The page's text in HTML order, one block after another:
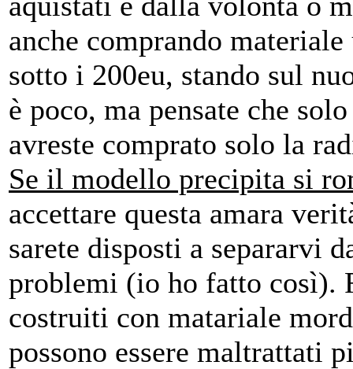
anche comprando
sotto i 200eu, stando sul
è poco, ma pensate che
avreste comprato solo la
Se il modello precipita si
accettare questa amara
sarete disposti a separarvi
problemi (io ho fatto così).
costruiti con matariale
possono essere maltrattati